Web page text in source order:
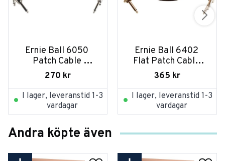
Ernie Ball 6050
Patch Cable
Vinklad-Vinklad
270 kr
I lager, leveranstid 1-3
vardagar
Ernie Ball 6402
Flat Patch Cable
Vinklad-Vinklad
365 kr
I lager, leveranstid 1-3
vardagar
Andra köpte även